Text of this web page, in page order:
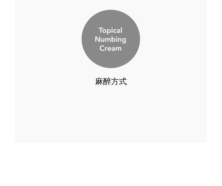
麻醉方式